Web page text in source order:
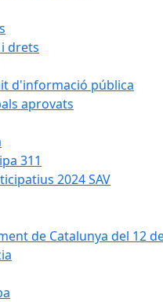
drets
d'informació pública
aprovats
311
2024 SAV
de Catalunya del 12